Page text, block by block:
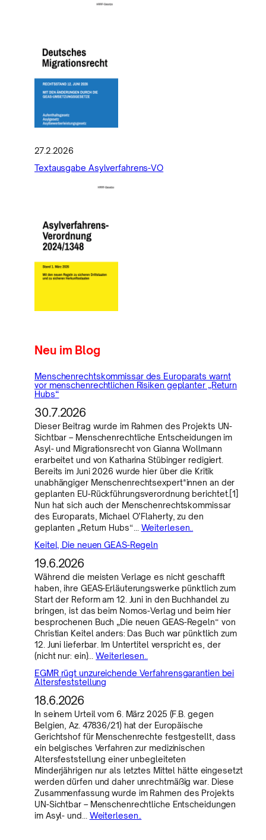
27.2.2026
Textausgabe Asylverfahrens-VO
Neu im Blog
Menschenrechtskommissar des Europarats warnt
vor menschenrechtlichen Risiken geplanter „Return
Hubs“
30.7.2026
Dieser Beitrag wurde im Rahmen des Projekts UN-
Sichtbar – Menschenrechtliche Entscheidungen im
Asyl- und Migrationsrecht von Gianna Wollmann
erarbeitet und von Katharina Stübinger redigiert.
Bereits im Juni 2026 wurde hier über die Kritik
unabhängiger Menschenrechtsexpert*innen an der
geplanten EU-Rückführungsverordnung berichtet.[1]
Nun hat sich auch der Menschenrechtskommissar
des Europarats, Michael O’Flaherty, zu den
geplanten „Return Hubs“… Weiterlesen..
Keitel, Die neuen GEAS-Regeln
19.6.2026
Während die meisten Verlage es nicht geschafft
haben, ihre GEAS-Erläuterungswerke pünktlich zum
Start der Reform am 12. Juni in den Buchhandel zu
bringen, ist das beim Nomos-Verlag und beim hier
besprochenen Buch „Die neuen GEAS-Regeln“ von
Christian Keitel anders: Das Buch war pünktlich zum
12. Juni lieferbar. Im Untertitel verspricht es, der
(nicht nur: ein)…Weiterlesen..
EGMR rügt unzureichende Verfahrensgarantien bei
Altersfeststellung
18.6.2026
In seinem Urteil vom 6. März 2025 (F.B. gegen
Belgien, Az. 47836/21) hat der Europäische
Gerichtshof für Menschenrechte festgestellt, dass
ein belgisches Verfahren zur medizinischen
Altersfeststellung einer unbegleiteten
Minderjährigen nur als letztes Mittel hätte eingesetzt
werden dürfen und daher unrechtmäßig war. Diese
Zusammenfassung wurde im Rahmen des Projekts
UN-Sichtbar – Menschenrechtliche Entscheidungen
im Asyl- und… Weiterlesen..